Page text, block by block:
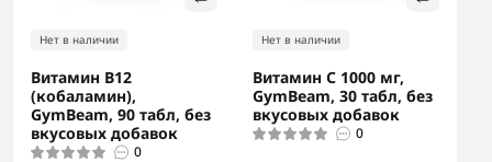
Нет в наличии
Витамин B12
(кобаламин),
GymBeam, 90 табл, без
вкусовых добавок
0
Нет в наличии
Витамин С 1000 мг,
GymBeam, 30 табл, без
вкусовых добавок
0